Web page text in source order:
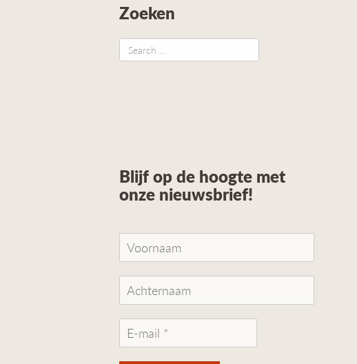
Zoeken
Blijf op de hoogte met
onze nieuwsbrief!